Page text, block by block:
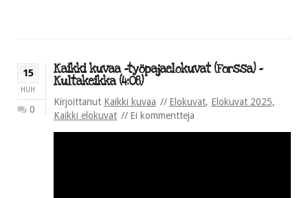
15
HUH
0
Kaikki kuvaa -työpajaelokuvat (Forssa) –
Kultakeikka (4:08)
Kirjoittanut Kaikki kuvaa Elokuvat, Elokuvat 2025,
Kaikki elokuvat
Ei kommentteja